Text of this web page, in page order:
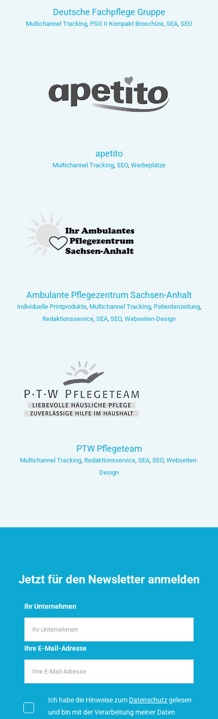
Deutsche Fachpflege Gruppe
Multichannel Tracking, PSG II Kompakt Broschüre, SEA, SEO
apetito
Multichannel Tracking, SEO, Werbeplätze
Ambulante Pflegezentrum Sachsen-Anhalt
Individuelle Printprodukte, Multichannel Tracking, Patientenzeitung,
Redaktionsservice, SEA, SEO, Webseiten-Design
PTW Pflegeteam
Multichannel Tracking, Redaktionsservice, SEA, SEO, Webseiten-
Design
Jetzt für den Newsletter anmelden
Ihr Unternehmen
Ihre E-Mail-Adresse
Ich habe die Hinweise zum Datenschutzgelesen
und bin mit der Verarbeitung meiner Daten